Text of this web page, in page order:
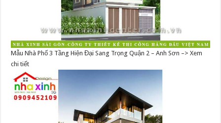
Mẫu Nhà Phố 3 Tầng Hiện Đại Sang Trọng Quận 2 – Anh Sơn –> Xem
chi tiết